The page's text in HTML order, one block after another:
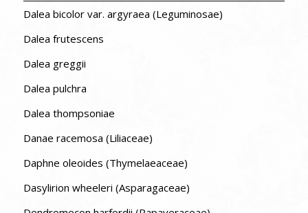
Dalea bicolor var. argyraea (Leguminosae)
Dalea frutescens
Dalea greggii
Dalea pulchra
Dalea thompsoniae
Danae racemosa (Liliaceae)
Daphne oleoides (Thymelaeaceae)
Dasylirion wheeleri (Asparagaceae)